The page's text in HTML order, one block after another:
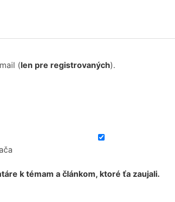
(len pre registrovaných).
k témam a článkom, ktoré ťa zaujali.